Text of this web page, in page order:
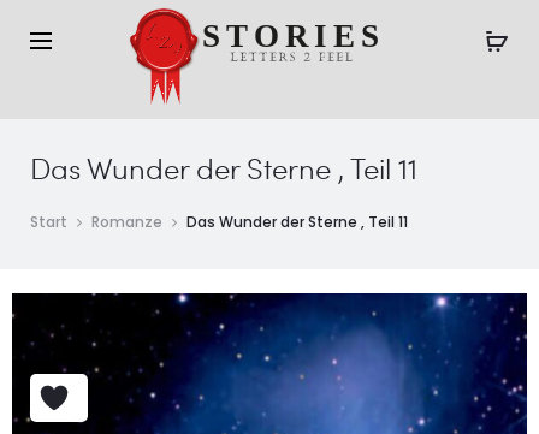
Das Wunder der Sterne , Teil 11
Start Romanze Das Wunder der Sterne , Teil 11